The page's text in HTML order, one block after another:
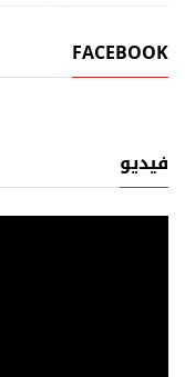
FACEBOOK
فيديو